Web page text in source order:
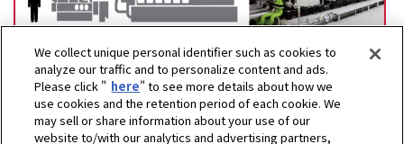
We collect unique personal identifier such as cookies to
analyze our traffic and to personalize content and ads.
Please click " here" to see more details about how we
use cookies and the retention period of each cookie. We
may sell or share information about your use of our
website to/with our analytics and advertising partners,